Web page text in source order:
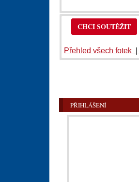
CHCI SOUTĚŽIT
Přehled všech fotek
PŘIHLÁŠENÍ